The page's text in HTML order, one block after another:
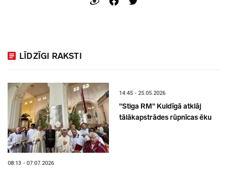
LĪDZĪGI RAKSTI
08:13 - 07.07.2026
14:45 - 25.05.2026
"Stiga RM" Kuldīgā atklāj
tālākapstrādes rūpnīcas ēku